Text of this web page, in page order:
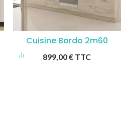
Cuisine Bordo 2m60
899,00€ TTC